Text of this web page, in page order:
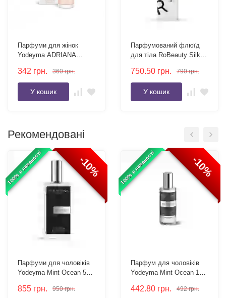
Парфуми для жінок
Yodeyma ADRIANA
342 грн. 360 грн.
У кошик
Парфумований флюїд
для тіла RoBeauty Silk
Oasis 250 мл
750.50 грн. 790 грн.
У кошик
Рекомендовані
100% в наявності -10%
Парфуми для чоловіків
Yodeyma Mint Ocean 50
855 грн. 950 грн.
100% в наявності -10%
Парфум для чоловіків
Yodeyma Mint Ocean 15
442.80 грн. 492 грн.